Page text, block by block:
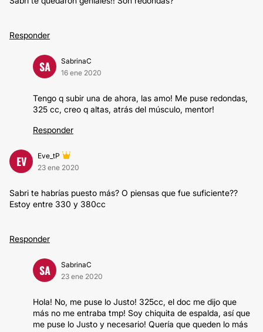
Responder
SA
SabrinaC
16 ene 2020
Tengo q subir una de ahora, las amo! Me puse redondas,
325 cc, creo q altas, atrás del músculo, mentor!
Responder
EV
Eve_tP
23 ene 2020
Sabri te habrías puesto más? O piensas que fue suficiente??
Estoy entre 330 y 380cc
Responder
SA
SabrinaC
23 ene 2020
Hola! No, me puse lo Justo! 325cc, el doc me dijo que
más no me entraba tmp! Soy chiquita de espalda, así que
me puse lo Justo y necesario! Quería que queden lo más